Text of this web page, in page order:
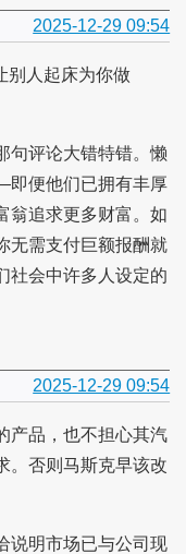
2025-12-29 09:54
别人起床为你做
句评论大错特错。懒
即便他们已拥有丰厚
翁追求更多财富。如
无需支付巨额报酬就
社会中许多人设定的
2025-12-29 09:54
产品，也不担心其汽
。否则马斯克早该改
说明市场已与公司现